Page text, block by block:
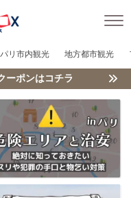
パリ市内観光 地方都市観光
ーポンはコチラ